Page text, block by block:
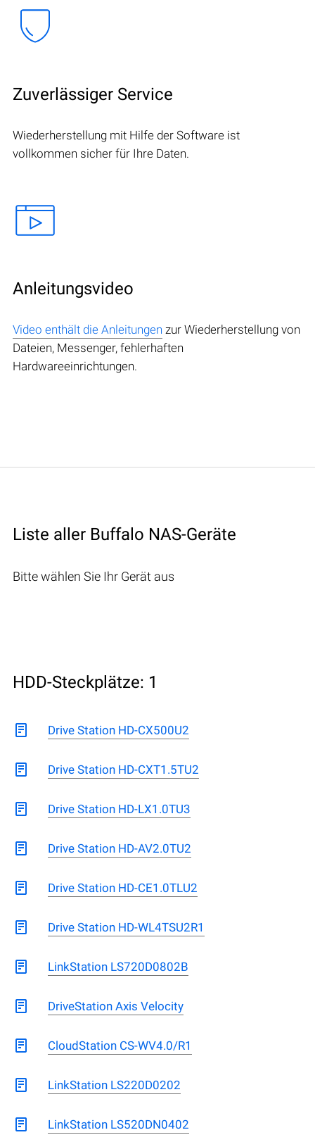
Zuverlässiger Service
Wiederherstellung mit Hilfe der Software ist
vollkommen sicher für Ihre Daten.
Anleitungsvideo
Video enthält die Anleitungen zur Wiederherstellung von
Dateien, Messenger, fehlerhaften
Hardwareeinrichtungen.
Liste aller Buffalo NAS-Geräte
Bitte wählen Sie Ihr Gerät aus
HDD-Steckplätze: 1
Drive Station HD-CX500U2
Drive Station HD-CXT1.5TU2
Drive Station HD-LX1.0TU3
Drive Station HD-AV2.0TU2
Drive Station HD-CE1.0TLU2
Drive Station HD-WL4TSU2R1
LinkStation LS720D0802B
DriveStation Axis Velocity
CloudStation CS-WV4.0/R1
LinkStation LS220D0202
LinkStation LS520DN0402